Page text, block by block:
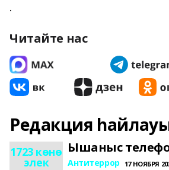
.
Читайте нас
Редакция
1723 көнө
элек
Ышаныс
Антитеррор 17 НОЯБРЯ